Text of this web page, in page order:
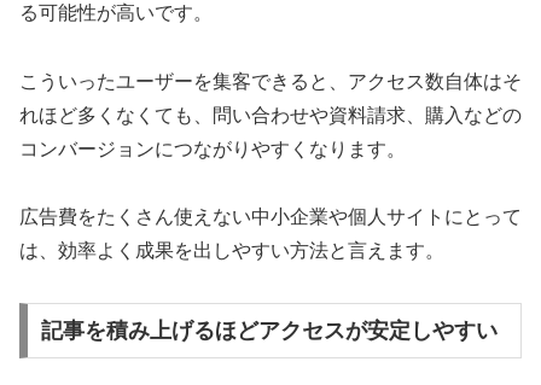
る可能性が高いです。
こういったユーザーを集客できると、アクセス数自体はそ
れほど多くなくても、問い合わせや資料請求、購入などの
コンバージョンにつながりやすくなります。
広告費をたくさん使えない中小企業や個人サイトにとって
は、効率よく成果を出しやすい方法と言えます。
記事を積み上げるほどアクセスが安定しやすい